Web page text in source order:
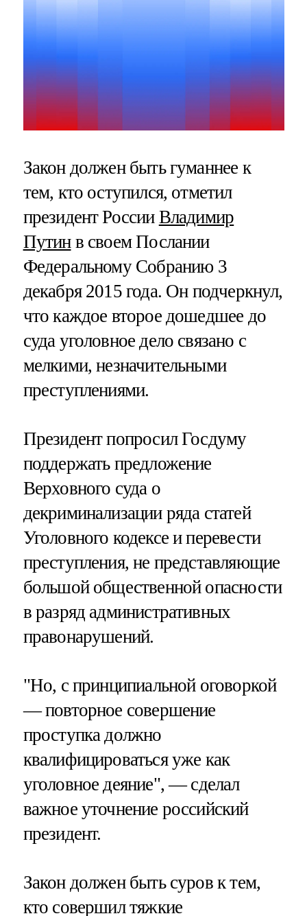
Закон должен быть гуманнее к
тем, кто оступился, отметил
президент России Владимир
Путинв своем Послании
Федеральному Собранию 3
декабря 2015 года. Он подчеркнул,
что каждое второе дошедшее до
суда уголовное дело связано с
мелкими, незначительными
преступлениями.
Президент попросил Госдуму
поддержать предложение
Верховного суда о
декриминализации ряда статей
Уголовного кодексе и перевести
преступления, не представляющие
большой общественной опасности
в разряд административных
правонарушений.
"Но, с принципиальной оговоркой
— повторное совершение
проступка должно
квалифицироваться уже как
уголовное деяние", — сделал
важное уточнение российский
президент.
Закон должен быть суров к тем,
кто совершил тяжкие